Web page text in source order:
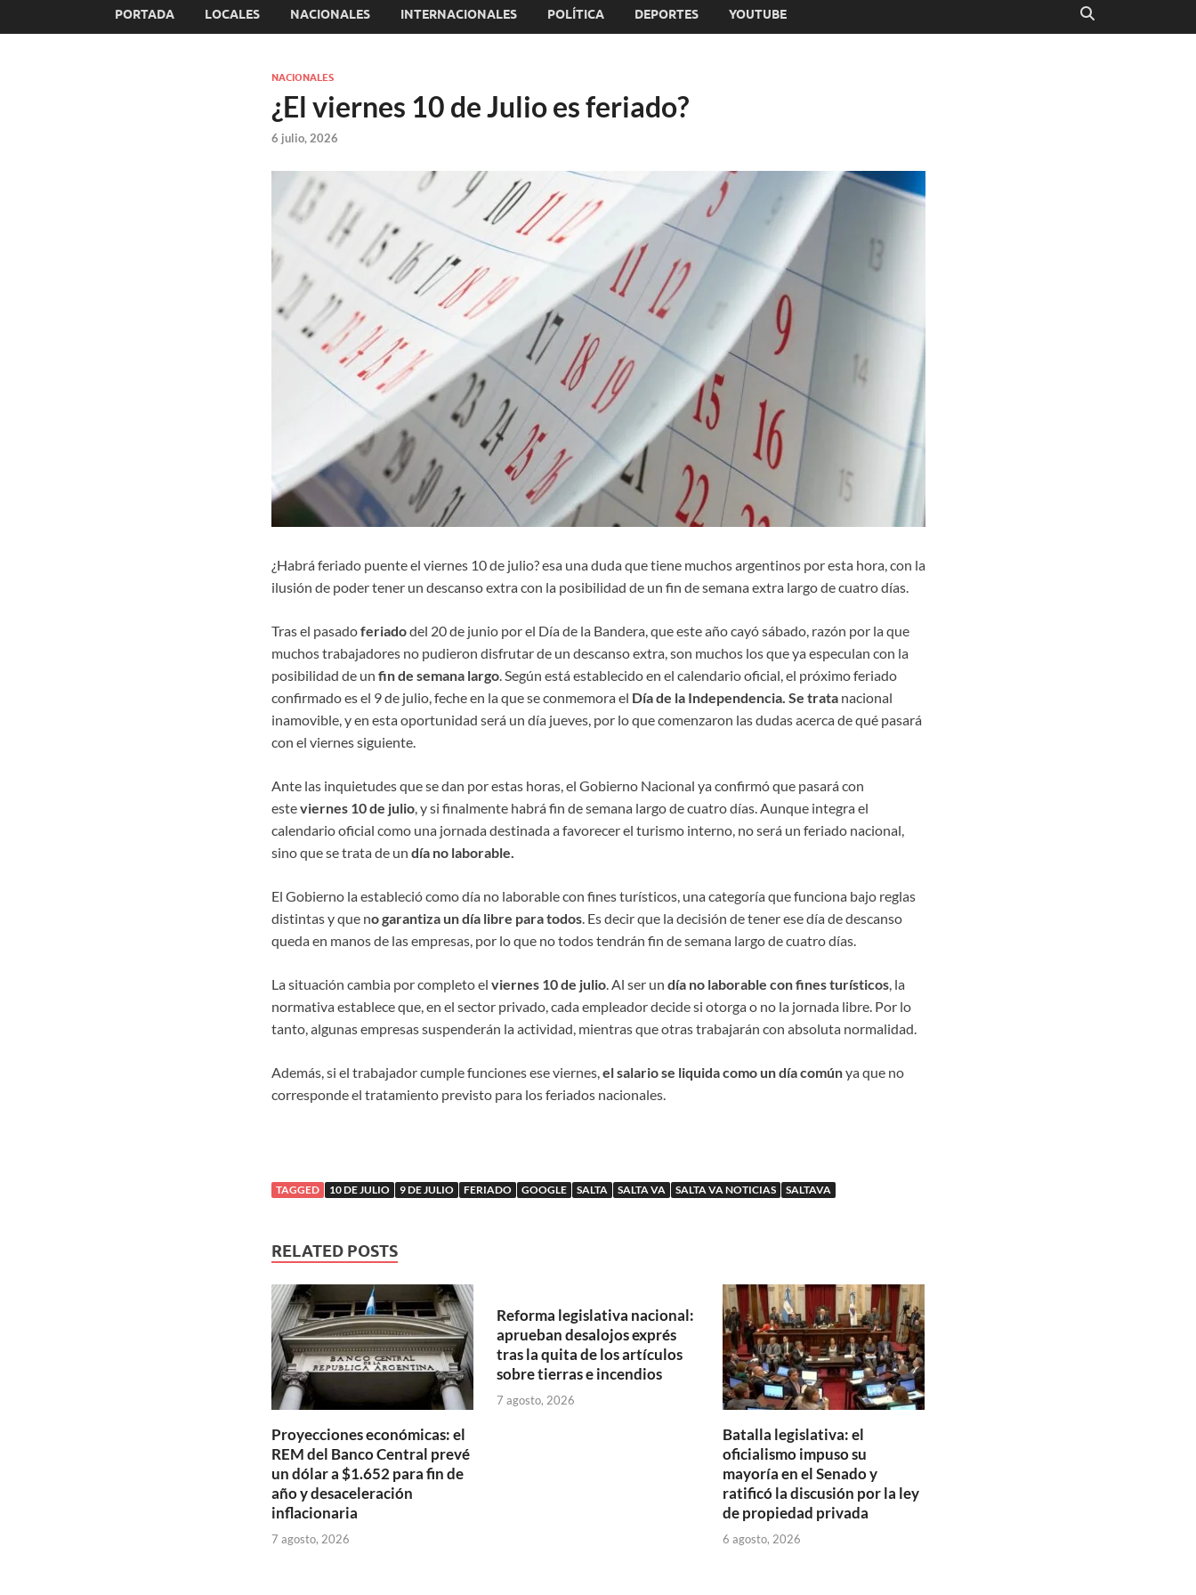
PORTADA LOCALES NACIONALES INTERNACIONALES POLÍTICA DEPORTES YOUTUBE
NACIONALES
¿El viernes 10 de Julio es feriado?
6 julio, 2026
¿Habrá feriado puente el viernes 10 de julio? esa una duda que tiene muchos argentinos por esta hora, con la
ilusión de poder tener un descanso extra con la posibilidad de un fin de semana extra largo de cuatro días.
Tras el pasadoferiadodel 20 de junio por el Día de la Bandera, que este año cayó sábado, razón por la que
muchos trabajadores no pudieron disfrutar de un descanso extra, son muchos los que ya especulan con la
posibilidad de un fin de semana largo. Según está establecido en el calendario oficial, el próximo feriado
confirmado es el 9 de julio, feche en la que se conmemora el Día de la Independencia. Se tratanacional
inamovible, y en esta oportunidad será un día jueves, por lo que comenzaron las dudas acerca de qué pasará
con el viernes siguiente.
Ante las inquietudes que se dan por estas horas, el Gobierno Nacional ya confirmó que pasará con
esteviernes 10 de julio, y si finalmente habrá fin de semana largo de cuatro días. Aunque integra el
calendario oficial como una jornada destinada a favorecer el turismo interno, no será un feriado nacional,
sino que se trata de un día no laborable.
El Gobierno la estableció como día no laborable con fines turísticos, una categoría que funciona bajo reglas
distintas y que no garantiza un día libre para todos. Es decir que la decisión de tener ese día de descanso
queda en manos de las empresas, por lo que no todos tendrán fin de semana largo de cuatro días.
La situación cambia por completo el viernes 10 de julio. Al ser un día no laborable con fines turísticos, la
normativa establece que, en el sector privado, cada empleador decide si otorga o no la jornada libre. Por lo
tanto, algunas empresas suspenderán la actividad, mientras que otras trabajarán con absoluta normalidad.
Además, si el trabajador cumple funciones ese viernes,el salario se liquida como un día comúnya que no
corresponde el tratamiento previsto para los feriados nacionales.
TAGGED 10 DE JULIO 9 DE JULIO FERIADO GOOGLE SALTA SALTA VA SALTA VA NOTICIAS SALTAVA
RELATED POSTS
Proyecciones económicas: el
REM del Banco Central prevé
un dólar a $1.652 para fin de
año y desaceleración
inflacionaria
7 agosto, 2026
Reforma legislativa nacional:
aprueban desalojos exprés
tras la quita de los artículos
sobre tierras e incendios
7 agosto, 2026
Batalla legislativa: el
oficialismo impuso su
mayoría en el Senado y
ratificó la discusión por la ley
de propiedad privada
6 agosto, 2026